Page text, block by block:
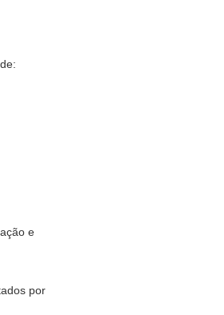
e
por